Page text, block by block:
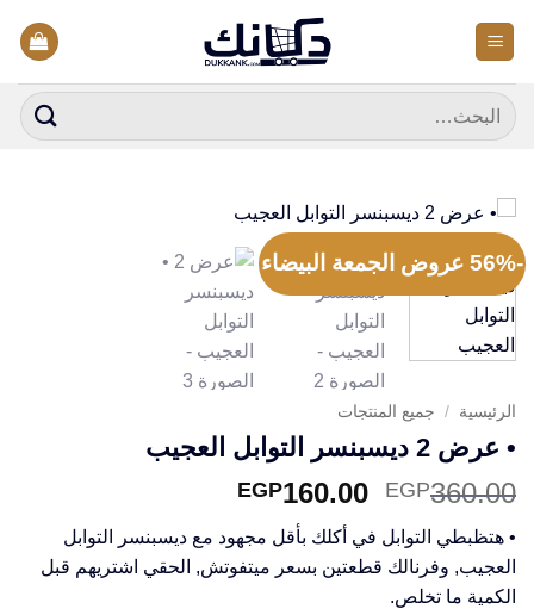
للمحتوى
البحث
عن:
-56% عروض الجمعة البيضاء
الرئيسية / جميع المنتجات
• عرض 2 ديسبنسر التوابل العجيب
EGP360.00
السعر
الأصلي
هو:
EGP360.00.
EGP160.00
هو:
EGP160.00.
• هتظبطي التوابل في أكلك بأقل مجهود مع ديسبنسر التوابل
العجيب, وفرنالك قطعتين بسعر ميتفوتش, الحقي اشتريهم قبل
الكمية ما تخلص.